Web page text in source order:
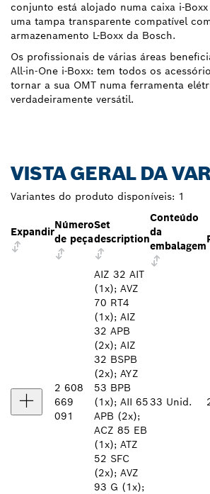
conjunto está alojado numa caixa i-
uma tampa transparente compatível
armazenamento L-Boxx da Bosch.
Os profissionais de várias áreas
All-in-One i-Boxx: tem todos os
tornar a sua OMT numa ferramenta
verdadeiramente versátil.
VISTA GERAL DA
Variantes do produto disponíveis: 1
Expandir
Número
de peça
Set
description
Conteúdo
da
embalagem
2 608
669
091
AIZ 32 AIT
(1x); AVZ
70 RT4
(1x); AIZ
32 APB
(2x); AIZ
32 BSPB
(2x); AYZ
53 BPB
(1x); AII 65
APB (2x);
ACZ 85 EB
(1x); ATZ
52 SFC
(2x); AVZ
93 G (1x);
33 Unid.